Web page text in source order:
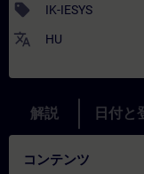
sell IK-IESYS
translate HU
解説 日付と
コンテンツ